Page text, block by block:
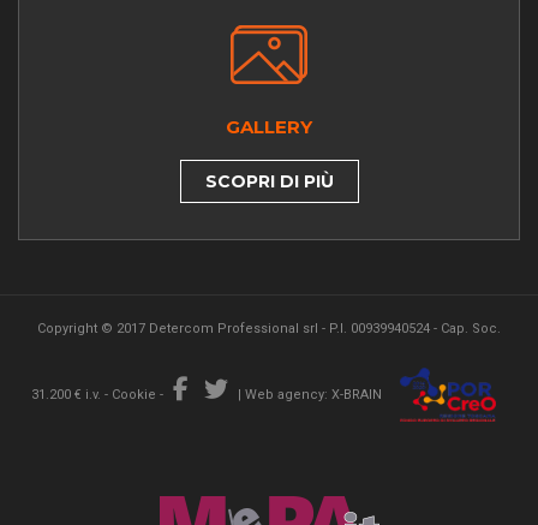
GALLERY
SCOPRI DI PIÙ
Copyright © 2017 Detercom Professional srl - P.I. 00939940524 - Cap. Soc.
31.200 € i.v. - Cookie - | Web agency: X-BRAIN